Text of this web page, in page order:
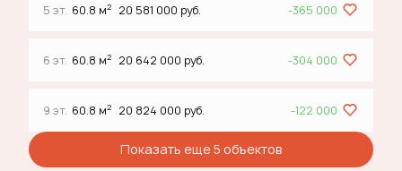
5 эт. 60.8 м2 20 581 000 руб. -365 000
6 эт. 60.8 м2 20 642 000 руб. -304 000
9 эт. 60.8 м2 20 824 000 руб. -122 000
Показать еще 5 объектов